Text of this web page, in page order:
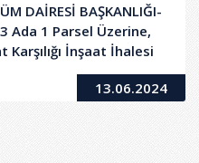
DAİRESİ BAŞKANLIĞI-
Ada 1 Parsel Üzerine,
İnşaat İhalesi
13.06.2024